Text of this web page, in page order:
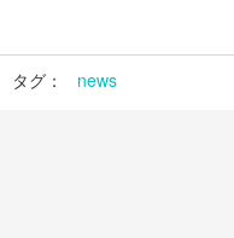
タグ： news